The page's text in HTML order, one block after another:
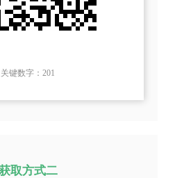
键数字：201
取方式二